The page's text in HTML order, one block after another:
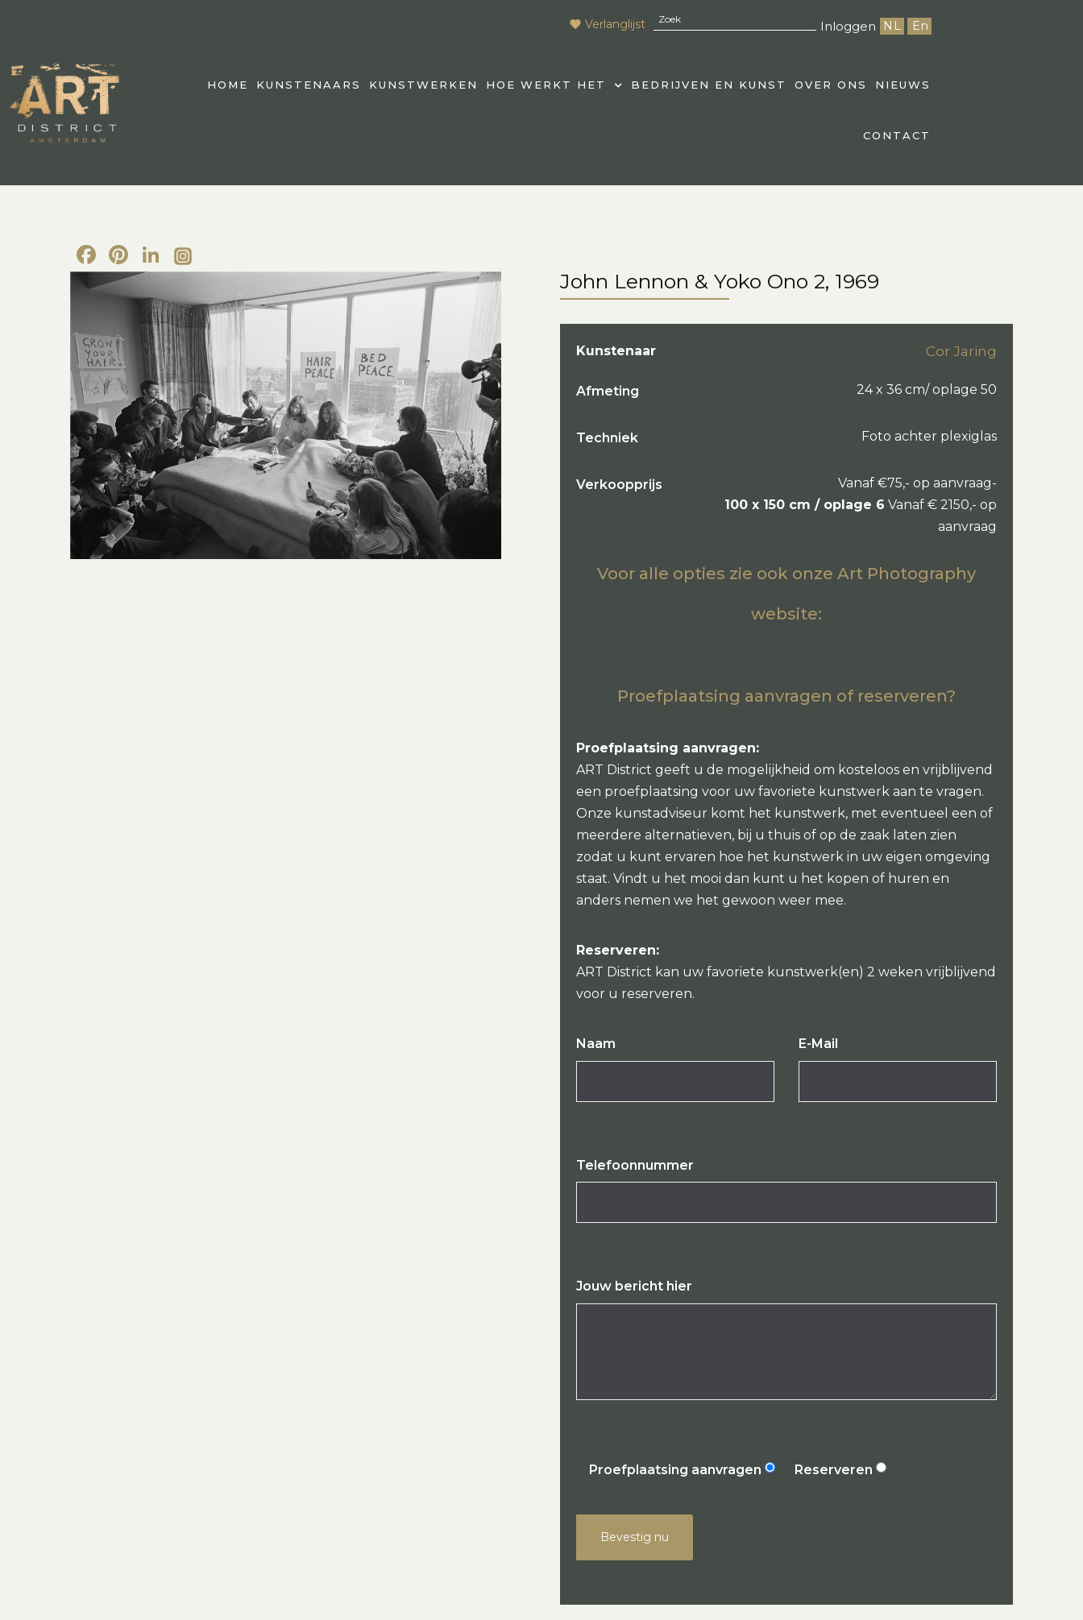
Verlanglijst Inloggen NL En
HOME KUNSTENAARS KUNSTWERKEN HOE WERKT HET BEDRIJVEN EN KUNST OVER ONS NIEUWS
CONTACT
Facebook
Pinterest
LinkedIn
John Lennon & Yoko Ono 2, 1969
Kunstenaar Cor Jaring
Afmeting 24 x 36 cm/ oplage 50
Techniek Foto achter plexiglas
Verkoopprijs
Vanaf €75,- op aanvraag-
100 x 150 cm / oplage 6 Vanaf € 2150,- op
aanvraag
Voor alle opties zie ook onze Art Photography
website:
Proefplaatsing aanvragen of reserveren?
Proefplaatsing aanvragen:
ART District geeft u de mogelijkheid om kosteloos en vrijblijvend
een proefplaatsing voor uw favoriete kunstwerk aan te vragen.
Onze kunstadviseur komt het kunstwerk, met eventueel een of
meerdere alternatieven, bij u thuis of op de zaak laten zien
zodat u kunt ervaren hoe het kunstwerk in uw eigen omgeving
staat. Vindt u het mooi dan kunt u het kopen of huren en
anders nemen we het gewoon weer mee.
Reserveren:
ART District kan uw favoriete kunstwerk(en) 2 weken vrijblijvend
voor u reserveren.
Naam E-Mail
Telefoonnummer
Jouw bericht hier
Proefplaatsing aanvragen Reserveren
Bevestig nu